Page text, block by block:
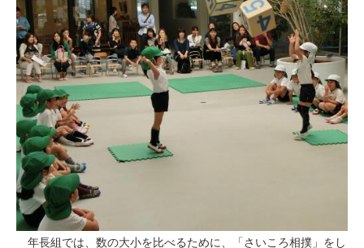
年長組では、数の大小を比べるために、「さいころ相撲」をし